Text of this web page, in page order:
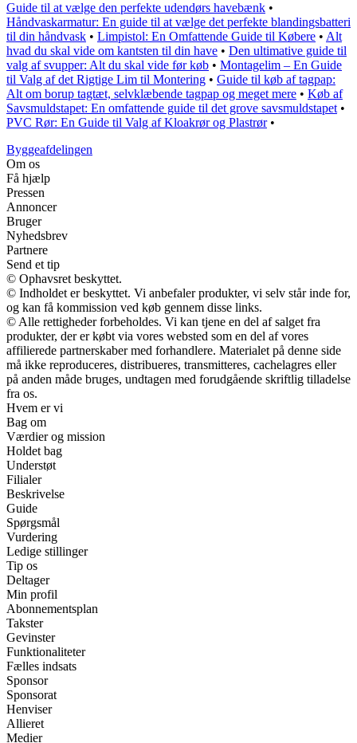
Guide til at vælge den perfekte udendørs havebænk •
Håndvaskarmatur: En guide til at vælge det perfekte blandingsbatteri
til din håndvask • Limpistol: En Omfattende Guide til Købere • Alt
hvad du skal vide om kantsten til din have • Den ultimative guide til
valg af svupper: Alt du skal vide før køb • Montagelim – En Guide
til Valg af det Rigtige Lim til Montering • Guide til køb af tagpap:
Alt om borup tagtæt, selvklæbende tagpap og meget mere • Køb af
Savsmuldstapet: En omfattende guide til det grove savsmuldstapet •
PVC Rør: En Guide til Valg af Kloakrør og Plastrør•
Byggeafdelingen
Om os
Få hjælp
Pressen
Annoncer
Bruger
Nyhedsbrev
Partnere
Send et tip
© Ophavsret beskyttet.
© Indholdet er beskyttet. Vi anbefaler produkter, vi selv står inde for,
og kan få kommission ved køb gennem disse links.
© Alle rettigheder forbeholdes. Vi kan tjene en del af salget fra
produkter, der er købt via vores websted som en del af vores
affilierede partnerskaber med forhandlere. Materialet på denne side
må ikke reproduceres, distribueres, transmitteres, cachelagres eller
på anden måde bruges, undtagen med forudgående skriftlig tilladelse
fra os.
Hvem er vi
Bag om
Værdier og mission
Holdet bag
Understøt
Filialer
Beskrivelse
Guide
Spørgsmål
Vurdering
Ledige stillinger
Tip os
Deltager
Min profil
Abonnementsplan
Takster
Gevinster
Funktionaliteter
Fælles indsats
Sponsor
Sponsorat
Henviser
Allieret
Medier